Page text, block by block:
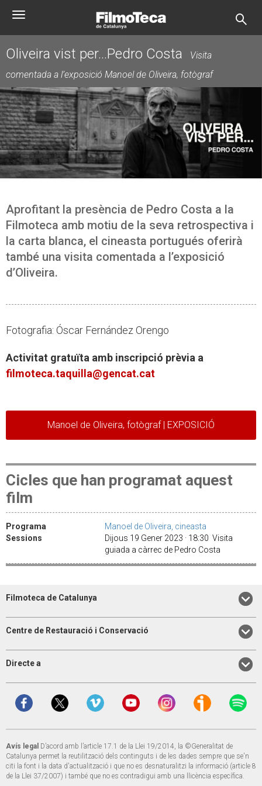
Toggle
Oliveira vist per...Pedro Costa
Visita
comentada a l’exposició Manoel de Oliveira, fotògraf
Aprofitant la presència de Pedro Costa a la
Filmoteca amb motiu de la seva retrospectiva i
la carta blanca, el cineasta portugués oferirà
també una visita comentada a l’exposició
d’Oliveira.
Fotografia: Óscar Fernández Orengo
Activitat gratuïta amb inscripció prèvia a
filmoteca.taquilla@gencat.cat
Manoel de Oliveira, fotògraf | EXPOSICIÓ
Cicles que han programat aquest
film
Programa
Manoel de Oliveira, cineasta
Sessions
Dijous 19 Gener 2023 · 18:30 Visita
guiada a càrrec de Pedro Costa
Filmoteca de Catalunya
Centre de Restauració i Conservació
Directe a
Avís legal D’acord amb l’article 17.1 de la Llei 19/2014, la ©Generalitat de
Catalunya permet la reutilització dels continguts i de les dades sempre que se'n
citi la font i la data d'actualització i que no es desnaturalitzi la informació (article 8
de la Llei 37/2007) i també que no es contradigui amb una llicència específica.